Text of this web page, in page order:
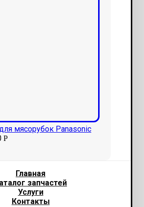
мясорубок Panasonic
Р
Главная
запчастей
Услуги
Контакты